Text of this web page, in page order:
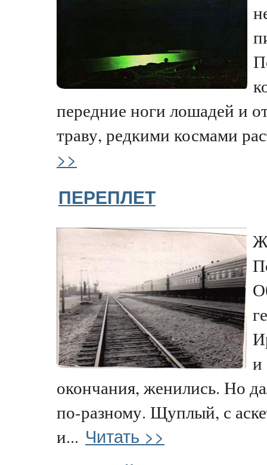
передние ноги лошадей и
траву, редкими космами
>>
ПЕРЕПЛЕТ
и
окончания, женились. Но
по-разному. Щуплый, с
и... Читать >>